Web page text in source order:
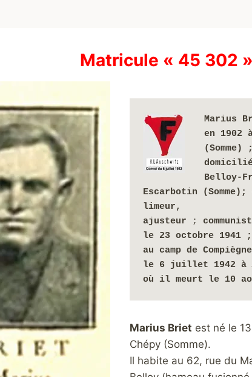
Matricule « 45 302
Marius
en 1902
(Somme) ;
Belloy-
Escarbotin (Somme);
limeur,
ajusteur ;
le 23 octobre 1941
au camp de
le 6 juillet 1942 à
où il meurt le 10
Marius Briet est né le
Chépy (Somme).
Il habite au 62, rue du